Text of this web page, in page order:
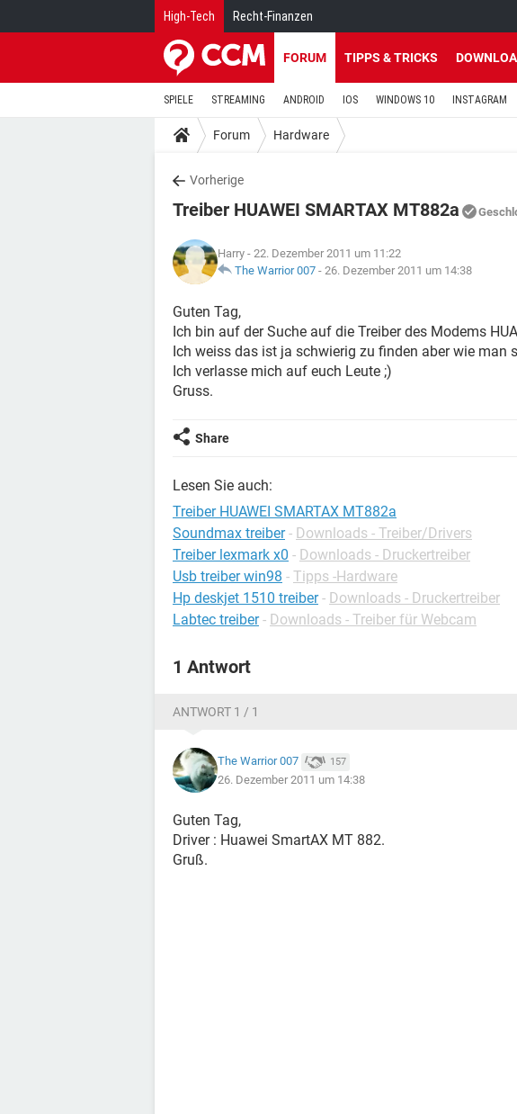
High-Tech Recht-Finanzen
FORUM TIPPS & TRICKS
SPIELE STREAMING ANDROID IOS WINDOWS 10 INSTAGRAM
Forum Hardware
Vorherige
Treiber HUAWEI SMARTAX MT882a
Harry - 22. Dezember 2011 um 11:22
The Warrior 007 - 26. Dezember 2011 um 14:38
Guten Tag,
Ich bin auf der Suche auf die Treiber des Modems
Ich weiss das ist ja schwierig zu finden aber wie man
Ich verlasse mich auf euch Leute ;)
Gruss.
Share
Lesen Sie auch:
Treiber HUAWEI SMARTAX MT882a
Soundmax treiber - Downloads - Treiber/Drivers
Treiber lexmark x0 - Downloads - Druckertreiber
Usb treiber win98 - Tipps -Hardware
Hp deskjet 1510 treiber - Downloads - Druckertreiber
Labtec treiber - Downloads - Treiber für Webcam
1 Antwort
ANTWORT 1 / 1
The Warrior 007 157
26. Dezember 2011 um 14:38
Guten Tag,
Driver : Huawei SmartAX MT 882.
Gruß.